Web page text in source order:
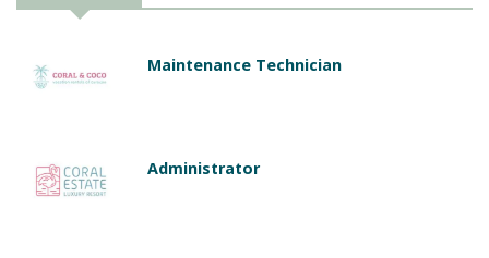
Maintenance Technician
Administrator